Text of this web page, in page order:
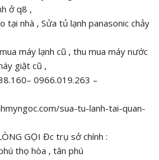
ở q8 ,
tại nhà , Sửa tủ lạnh panasonic chảy
máy lạnh cũ , thu mua máy nước
giặt cũ ,
0966.019.263 –
sua-tu-lanh-tai-quan-
GỌI Đc trụ sở chính :
thọ hòa , tân phú